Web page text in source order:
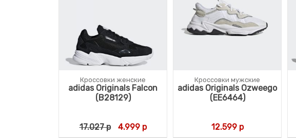
Кроссовки женские
adidas Originals Falcon
(B28129)
17.027р Первоначальная цена составляла 17.027 р.
4.999рТекущая цена: 4.999 р.
Кроссовки мужские
adidas Originals Ozweego
(EE6464)
12.599р